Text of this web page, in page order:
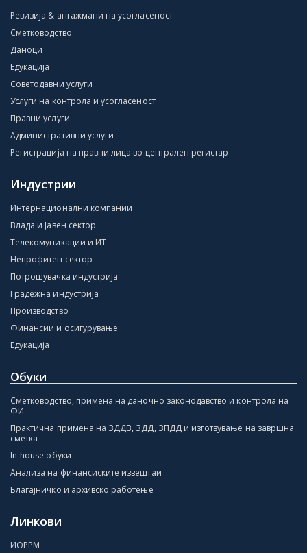
Ревизија & ангажмани на усогласеност
Сметководство
Даноци
Едукација
Советодавни услуги
Услуги на контрола и усогласеност
Правни услуги
Административни услуги
Регистрација на правни лица во централен регистар
Индустрии
Интернационални компании
Влада и Јавен сектор
Телекомуникации и ИТ
Непрофитен сектор
Потрошувачка индустрија
Градежна индустрија
Производство
Финансии и осигурување
Едукација
Обуки
Сметководство, примена на даночно законодавство и контрола на
ФИ
Практична примена на ЗДДВ, ЗДД, ЗПДД и изготвување на завршна
сметка
In-house обуки
Анализа на финансиските извештаи
Благајничко и архивско работење
Линкови
ИОРРМ